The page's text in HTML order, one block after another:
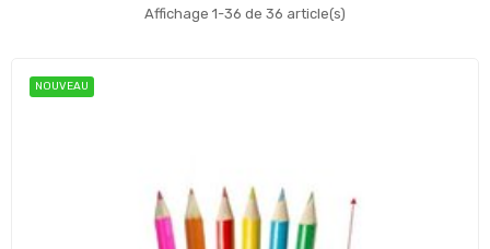
Affichage 1-36 de 36 article(s)
NOUVEAU